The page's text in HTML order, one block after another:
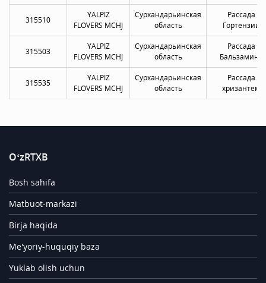
315510
YALPIZ
FLOVERS MCHJ
Сурхандарьинская
область
Рассада
Гортензии
315503
YALPIZ
FLOVERS MCHJ
Сурхандарьинская
область
Рассада
Бальзамина
315535
YALPIZ
FLOVERS MCHJ
Сурхандарьинская
область
Рассада
хризантем
O‘zRTXB
Bosh sahifa
Matbuot-markazi
Birja haqida
Me'yoriy-huquqiy baza
Yuklab olish uchun